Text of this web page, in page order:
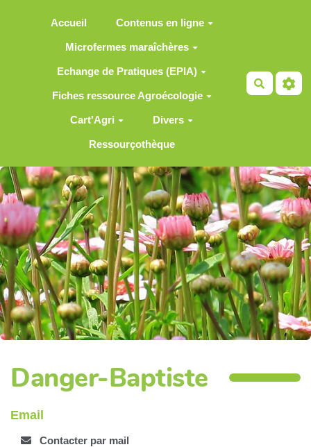
Accueil Contenus en ligne
Microfermes maraîchères
Echange de Pratiques (EPIA)
Fiches ressource Agroécologie
Cart'Agri Divers
Ressourçothèque
Danger-Baptiste
Email
Contacter par mail